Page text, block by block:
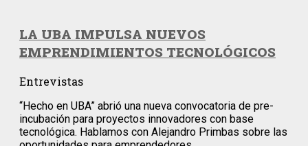
LA UBA IMPULSA NUEVOS
EMPRENDIMIENTOS TECNOLÓGICOS
Entrevistas
“Hecho en UBA” abrió una nueva convocatoria de pre-
incubación para proyectos innovadores con base
tecnológica. Hablamos con Alejandro Primbas sobre las